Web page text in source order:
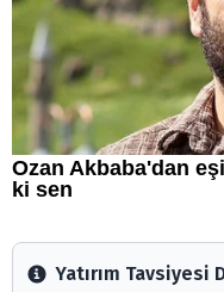
Yatırım Tavsiyesi